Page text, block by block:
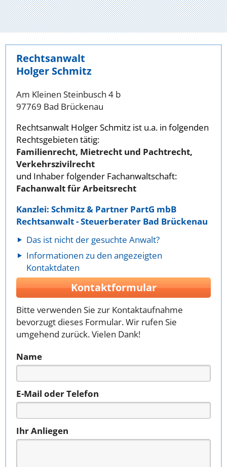
Rechtsanwalt
Holger Schmitz
Am Kleinen Steinbusch 4 b
97769 Bad Brückenau
Rechtsanwalt Holger Schmitz ist u.a. in folgenden
Rechtsgebieten tätig:
Familienrecht, Mietrecht und Pachtrecht,
Verkehrszivilrecht
und Inhaber folgender Fachanwaltschaft:
Fachanwalt für Arbeitsrecht
Kanzlei: Schmitz & Partner PartG mbB
Rechtsanwalt - Steuerberater Bad Brückenau
Das ist nicht der gesuchte Anwalt?
Informationen zu den angezeigten
Kontaktdaten
Kontaktformular
Bitte verwenden Sie zur Kontaktaufnahme
bevorzugt dieses Formular. Wir rufen Sie
umgehend zurück. Vielen Dank!
Name
E-Mail oder Telefon
Ihr Anliegen